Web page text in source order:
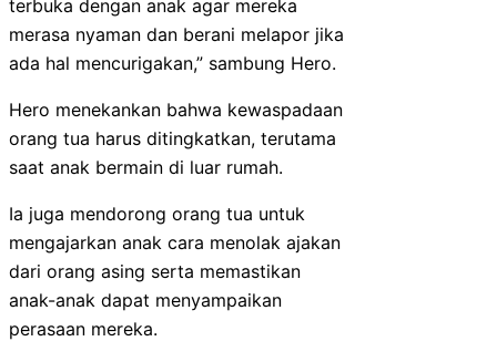
terbuka dengan anak agar mereka
merasa nyaman dan berani melapor jika
ada hal mencurigakan,” sambung Hero.
Hero menekankan bahwa kewaspadaan
orang tua harus ditingkatkan, terutama
saat anak bermain di luar rumah.
Ia juga mendorong orang tua untuk
mengajarkan anak cara menolak ajakan
dari orang asing serta memastikan
anak-anak dapat menyampaikan
perasaan mereka.